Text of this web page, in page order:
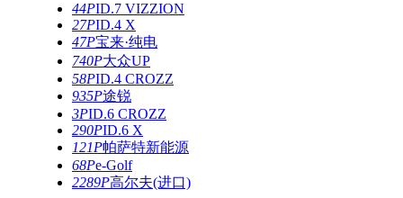
44PID.7 VIZZION
27PID.4 X
47P宝来·纯电
740P大众UP
58PID.4 CROZZ
935P途锐
3PID.6 CROZZ
290PID.6 X
121P帕萨特新能源
68Pe-Golf
2289P高尔夫(进口)